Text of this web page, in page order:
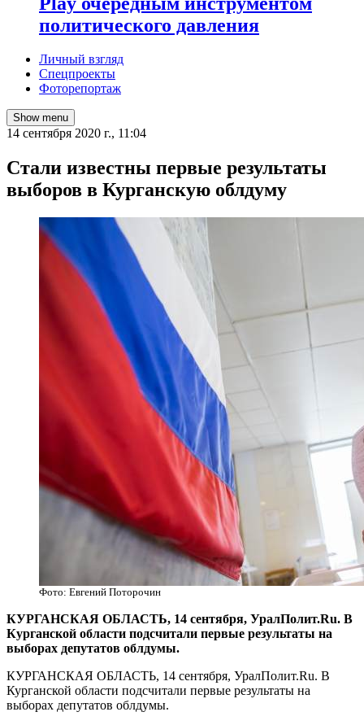
политического давления
Личный взгляд
Спецпроекты
Фоторепортаж
Show menu
14 сентября 2020 г., 11:04
Стали известны первые результаты
выборов в Курганскую облдуму
Фото: Евгений Поторочин
​КУРГАНСКАЯ ОБЛАСТЬ, 14 сентября, УралПолит.Ru. В
Курганской области подсчитали первые результаты на
выборах депутатов облдумы.
КУРГАНСКАЯ ОБЛАСТЬ, 14 сентября, УралПолит.Ru. В
Курганской области подсчитали первые результаты на
выборах депутатов облдумы.